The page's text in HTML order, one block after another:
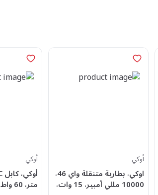
أوكي
اوكي، بطارية متنقلة واي 46،
10000 مللي أمبير، 15 وات،
أوكي